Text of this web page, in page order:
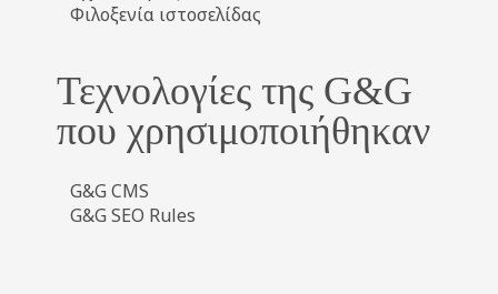
Φιλοξενία ιστοσελίδας
Τεχνολογίες της G&G
που χρησιμοποιήθηκαν
G&G CMS
G&G SEO Rules